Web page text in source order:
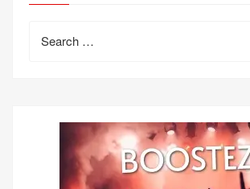
for: